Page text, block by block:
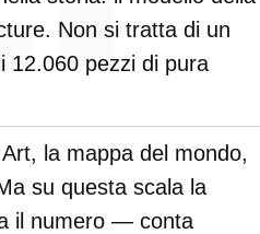
Non si tratta di un
12.060 pezzi di pura
la mappa del mondo,
su questa scala la
il numero — conta